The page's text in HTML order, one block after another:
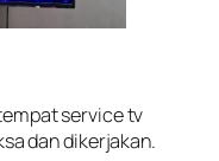
service tv
dan dikerjakan.